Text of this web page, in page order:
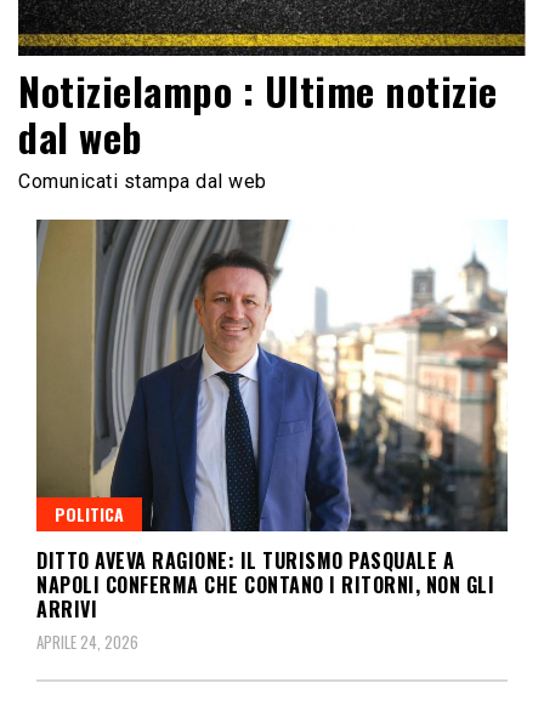
Notizielampo : Ultime notizie
dal web
Comunicati stampa dal web
POLITICA
DITTO AVEVA RAGIONE: IL TURISMO PASQUALE A
NAPOLI CONFERMA CHE CONTANO I RITORNI, NON GLI
ARRIVI
APRILE 24, 2026